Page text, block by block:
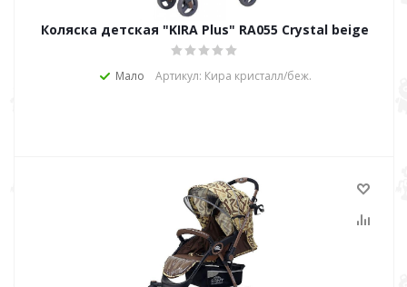
Коляска детская "KIRA Plus" RA055 Crystal beige
Мало Артикул: Кира кристалл/беж.